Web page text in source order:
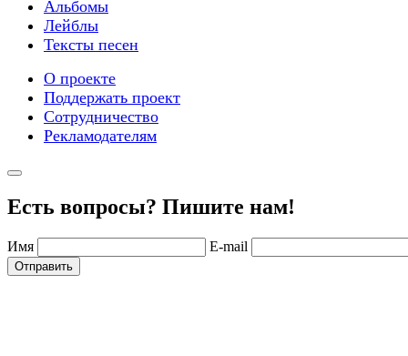
Альбомы
Лейблы
Тексты песен
О проекте
Поддержать проект
Сотрудничество
Рекламодателям
Есть вопросы? Пишите нам!
Имя E-mail